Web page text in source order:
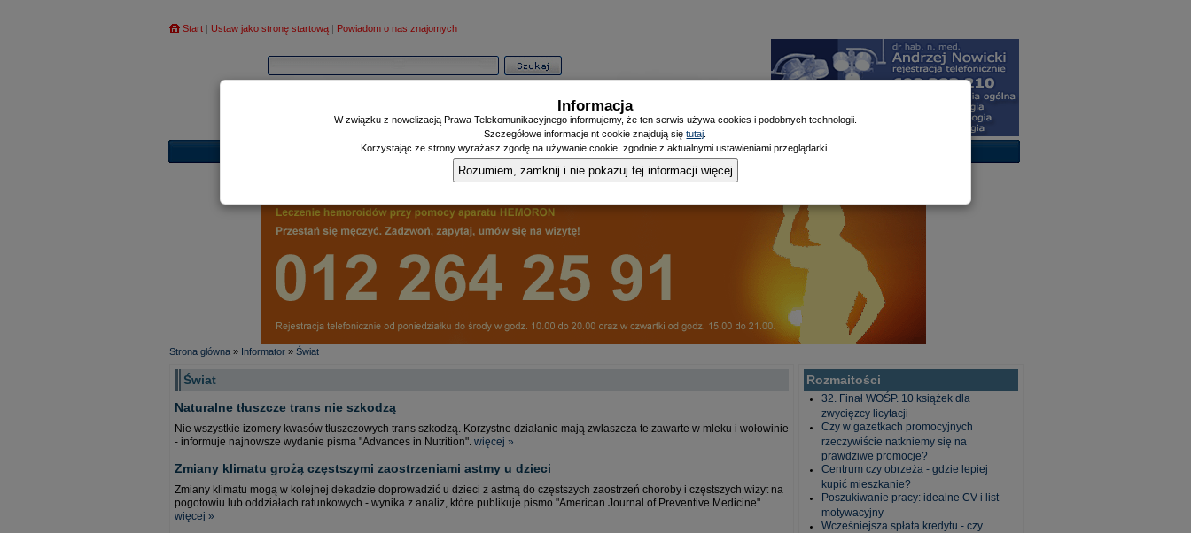
Start | Ustaw jako stronę startową | Powiadom o nas znajomych
Informator|Poczekalnia|Zdrowy Mieszczanin|Doniesienia Listonosza
Strona główna » Informator » Świat
Świat
Naturalne tłuszcze trans nie szkodzą
Nie wszystkie izomery kwasów tłuszczowych trans szkodzą. Korzystne działanie mają zwłaszcza te zawarte w mleku i wołowinie
- informuje najnowsze wydanie pisma "Advances in Nutrition". więcej »
Zmiany klimatu grożą częstszymi zaostrzeniami astmy u dzieci
Zmiany klimatu mogą w kolejnej dekadzie doprowadzić u dzieci z astmą do częstszych zaostrzeń choroby i częstszych wizyt na
pogotowiu lub oddziałach ratunkowych - wynika z analiz, które publikuje pismo "American Journal of Preventive Medicine".
więcej »
Rozmaitości
32. Finał WOŚP. 10 książek dla
zwycięzcy licytacji
Czy w gazetkach promocyjnych
rzeczywiście natkniemy się na
prawdziwe promocje?
Centrum czy obrzeża - gdzie lepiej
kupić mieszkanie?
Poszukiwanie pracy: idealne CV i list
motywacyjny
Wcześniejsza spłata kredytu - czy
Informacja
W związku z nowelizacją Prawa Telekomunikacyjnego informujemy, że ten serwis używa cookies i podobnych technologii.
Szczegółowe informacje nt cookie znajdują siętutaj
Korzystając ze strony wyrażasz zgodę na używanie cookie, zgodnie z aktualnymi ustawieniami przeglądarki.
Rozumiem, zamknij i nie pokazuj tej informacji więcej